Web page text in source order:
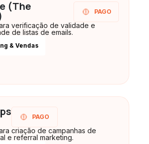
(The PAGO
verificação de validade e
de listas de emails.
& Vendas
PAGO
criação de campanhas de
e referral marketing.